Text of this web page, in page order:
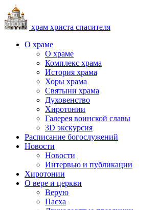
храм христа спасителя
О храме
О храме
Комплекс храма
История храма
Хоры храма
Святыни храма
Духовенство
Хиротонии
Галерея воинской славы
3D экскурсия
Расписание богослужений
Новости
Новости
Интервью и публикации
Хиротонии
О вере и церкви
Верую
Пасха